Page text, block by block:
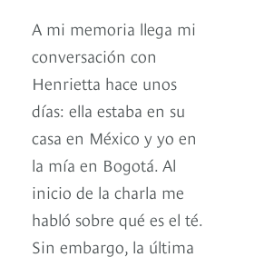
A mi memoria llega mi
conversación con
Henrietta hace unos
días: ella estaba en su
casa en México y yo en
la mía en Bogotá. Al
inicio de la charla me
habló sobre qué es el té.
Sin embargo, la última